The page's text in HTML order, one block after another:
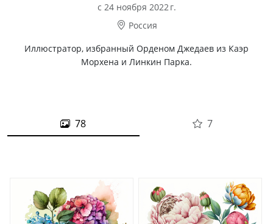
c 24 ноября 2022 г.
Россия
Иллюстратор, избранный Орденом Джедаев из Каэр
Морхена и Линкин Парка.
78 7